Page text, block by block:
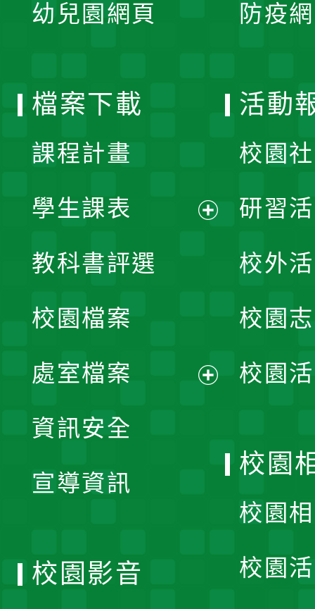
幼兒園網頁 防疫
檔案下載
課程計畫
學生課表
單
教科書評選
校園檔案
處室檔案
資訊安全
宣導資訊
活動
校園
研習
校外
校園
校園
校園
校園
校園
校園影音